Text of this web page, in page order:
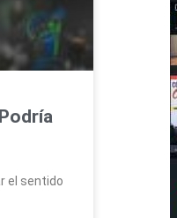
el sentido